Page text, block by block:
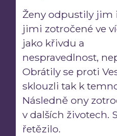
Ženy odpustily jim
jimi zotročené ve
jako křivdu a
nespravedlnost,
Obrátily se proti
sklouzli tak k
Následně ony
v dalších životech.
řetězilo.